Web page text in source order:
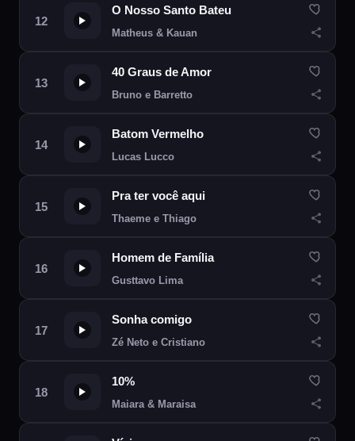
O Nosso Santo Bateu
Matheus & Kauan
40 Graus de Amor
Bruno e Barretto
Batom Vermelho
Lucas Lucco
Pra ter você aqui
Thaeme e Thiago
Homem de Família
Gusttavo Lima
Sonha comigo
Zé Neto e Cristiano
10%
Maiara & Maraisa